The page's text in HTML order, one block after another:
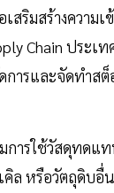
สริมสร้างความเ
Chain ประเ
ารและจัดทำสต็
การใช้วัสดุทดแ
คิล หรือวัตถุดิบอื่